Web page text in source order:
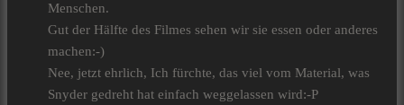
Menschen.
Gut der Hälfte des Filmes sehen wir sie essen oder anderes
machen:-)
Nee, jetzt ehrlich, Ich fürchte, das viel vom Material, was
Snyder gedreht hat einfach weggelassen wird:-P